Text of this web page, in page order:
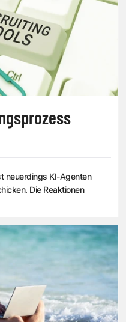
neuerdings KI-Agenten
Die Reaktionen